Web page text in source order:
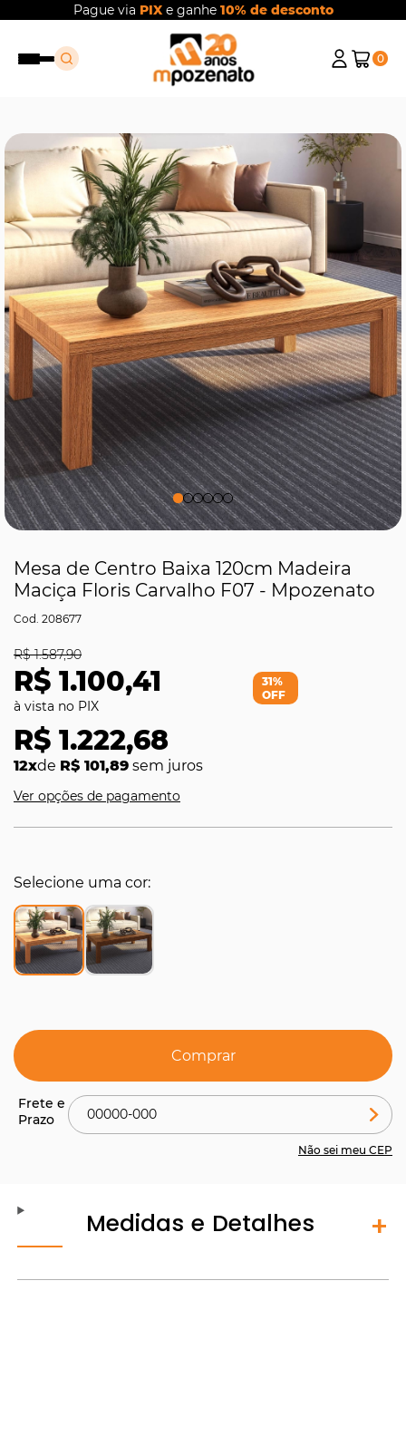
Pague via PIXe ganhe 10% de desconto
0
Mesa de Centro Baixa 120cm Madeira
Maciça Floris Carvalho F07 - Mpozenato
208677
R$ 1.100,41
R$ 1.587,90
R$ 1.222,68
12xde R$ 101,89 sem juros
31%
OFF
Ver opções de pagamento
Selecione uma cor
Comprar
Não sei meu CEP
Medidas e Detalhes